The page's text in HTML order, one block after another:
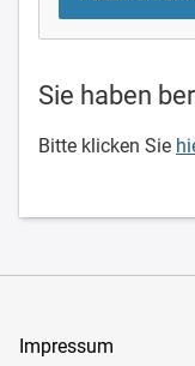
Sie haben
Bitte klicken Sie
Impressum